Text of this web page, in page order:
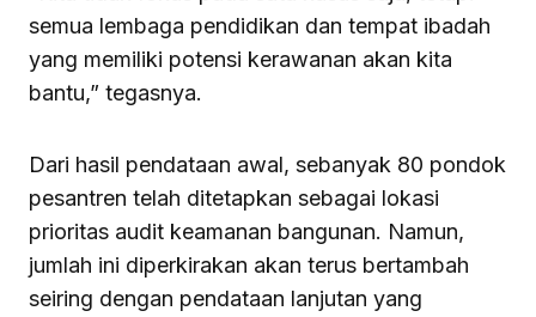
semua lembaga pendidikan dan tempat ibadah
yang memiliki potensi kerawanan akan kita
bantu,” tegasnya.
Dari hasil pendataan awal, sebanyak 80 pondok
pesantren telah ditetapkan sebagai lokasi
prioritas audit keamanan bangunan. Namun,
jumlah ini diperkirakan akan terus bertambah
seiring dengan pendataan lanjutan yang